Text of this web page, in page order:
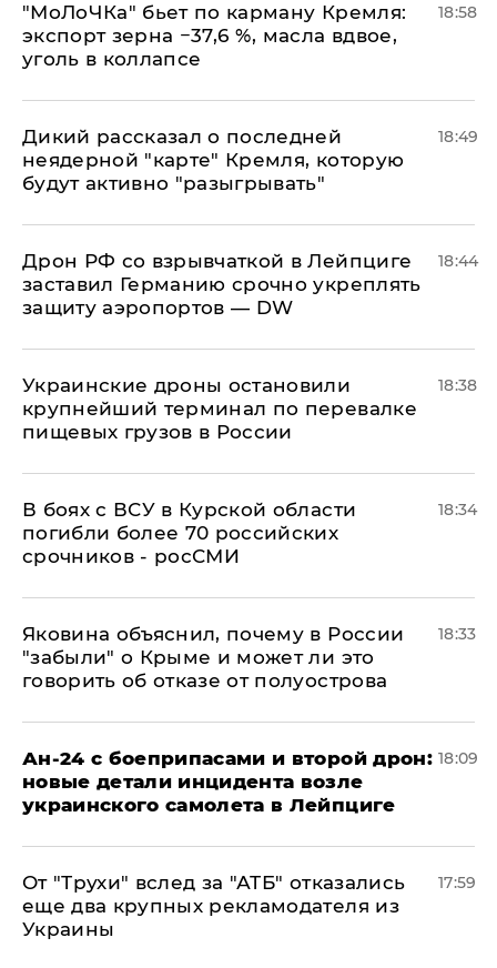
​"МоЛоЧКа" бьет по карману Кремля:
экспорт зерна −37,6 %, масла вдвое,
уголь в коллапсе
18:58
Дикий рассказал о последней
неядерной "карте" Кремля, которую
будут активно "разыгрывать"
18:49
​Дрон РФ со взрывчаткой в Лейпциге
заставил Германию срочно укреплять
защиту аэропортов — DW
18:44
Украинские дроны остановили
крупнейший терминал по перевалке
пищевых грузов в России
18:38
В боях с ВСУ в Курской области
погибли более 70 российских
срочников - росСМИ
18:34
Яковина объяснил, почему в России
"забыли" о Крыме и может ли это
говорить об отказе от полуострова
18:33
Ан-24 с боеприпасами и второй дрон:
новые детали инцидента возле
украинского самолета в Лейпциге
18:09
От "Трухи" вслед за "АТБ" отказались
еще два крупных рекламодателя из
Украины
17:59